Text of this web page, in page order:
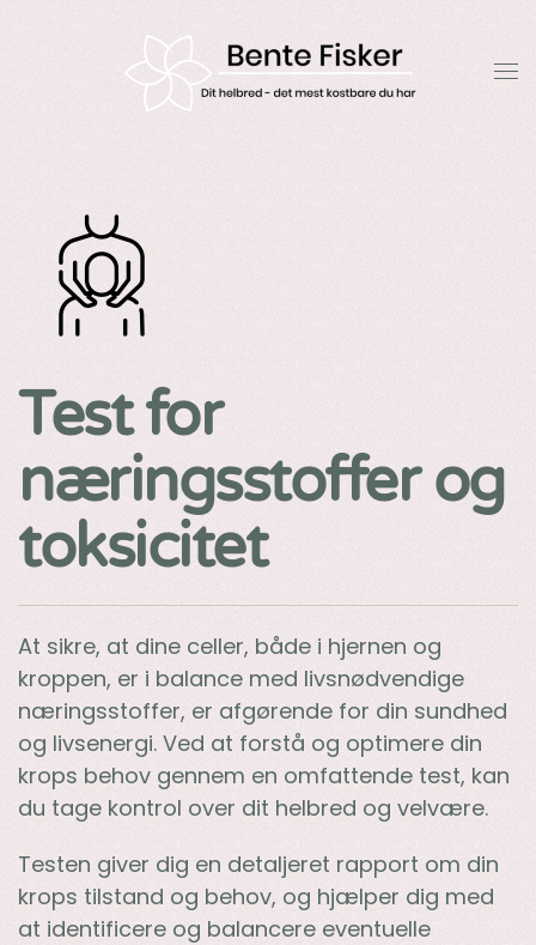
Gå til hovedindhold
Test for
næringsstoffer og
toksicitet
At sikre, at dine celler, både i hjernen og
kroppen, er i balance med livsnødvendige
næringsstoffer, er afgørende for din sundhed
og livsenergi. Ved at forstå og optimere din
krops behov gennem en omfattende test, kan
du tage kontrol over dit helbred og velvære.
Testen giver dig en detaljeret rapport om din
krops tilstand og behov, og hjælper dig med
at identificere og balancere eventuelle